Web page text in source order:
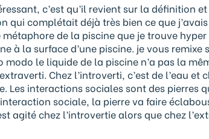
c’est qu’il revient sur la définition
qui complétait déjà très bien ce que
de la piscine que je trouve hyper
à la surface d’une piscine. je vous remixe
le liquide de la piscine n’a pas la
Chez l’introverti, c’est de l’eau et
Les interactions sociales sont des pierres
sociale, la pierre va faire
agité chez l’introvertie alors que chez